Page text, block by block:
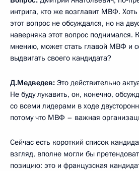
интрига, кто же возглавит МВФ.
этот вопрос не обсуждался, но на
наверняка этот вопрос поднимался.
мнению, может стать главой МВФ и
выдвигать своего кандидата?
Д.Медведев: Это действительно
Не буду лукавить, он, конечно,
со всеми лидерами в ходе
потому что МВФ – важная
Сейчас есть короткий список
взгляд, вполне могли бы
позицию: это и французская